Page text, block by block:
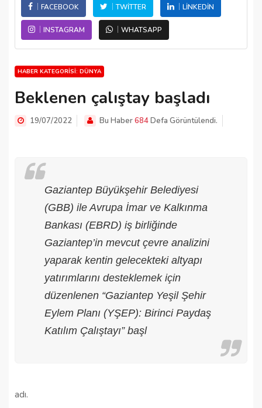
FACEBOOK TWITTER LINKEDIN
INSTAGRAM WHATSAPP
HABER KATEGORISI: DÜNYA
Beklenen çalıştay başladı
19/07/2022 Bu Haber684Defa Görüntülendi.
Gaziantep Büyükşehir Belediyesi
(GBB) ile Avrupa İmar ve Kalkınma
Bankası (EBRD) iş birliğinde
Gaziantep’in mevcut çevre analizini
yaparak kentin gelecekteki altyapı
yatırımlarını desteklemek için
düzenlenen “Gaziantep Yeşil Şehir
Eylem Planı (YŞEP): Birinci Paydaş
Katılım Çalıştayı” başl
adı.